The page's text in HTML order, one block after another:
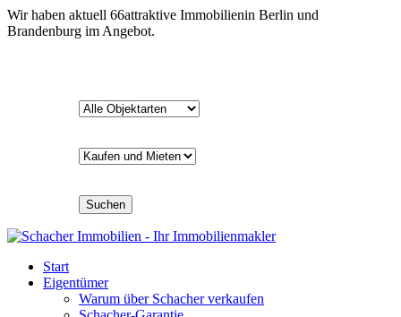
Wir haben aktuell 66attraktive Immobilienin Berlin und
Brandenburg im Angebot.
Suchen
Start
Eigentümer
Warum über Schacher verkaufen